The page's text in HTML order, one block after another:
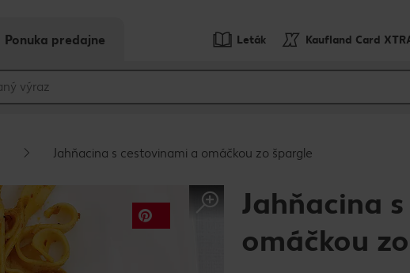
Leták Kaufland Card
Ponuka predajne
Jahňacina s cestovinami a omáčkou zo špargle
Jahňacina
omáčkou